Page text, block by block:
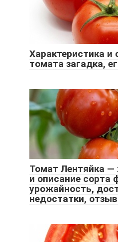
Характеристика и
томата загадка,
Томат Лентяйка —
и описание сорта
урожайность,
недостатки,